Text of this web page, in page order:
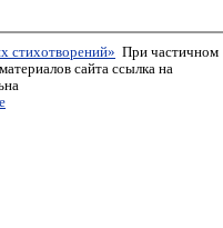
стихотворений» При частичном
сайта ссылка на